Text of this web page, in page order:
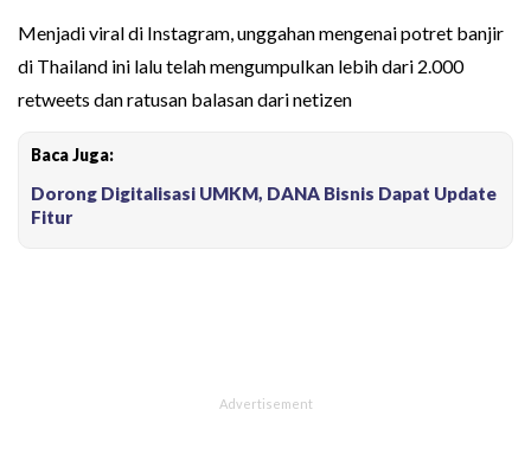
Menjadi viral di Instagram, unggahan mengenai potret banjir
di Thailand ini lalu telah mengumpulkan lebih dari 2.000
retweets dan ratusan balasan dari netizen
Baca Juga:
Dorong Digitalisasi UMKM, DANA Bisnis Dapat Update
Fitur